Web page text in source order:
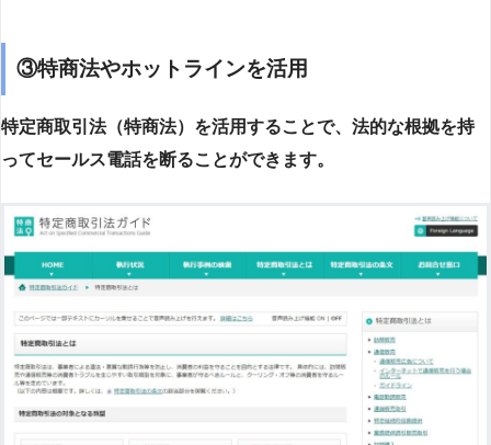
③特商法やホットラインを活用
特定商取引法（特商法）を活用することで、法的な根拠を持
ってセールス電話を断ることができます。